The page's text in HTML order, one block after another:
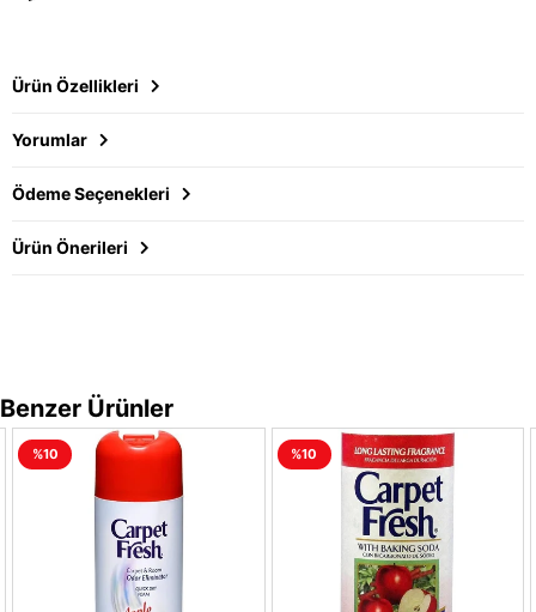
Ürün Özellikleri
Yorumlar
Ödeme Seçenekleri
Ürün Önerileri
Benzer Ürünler
%10 %10